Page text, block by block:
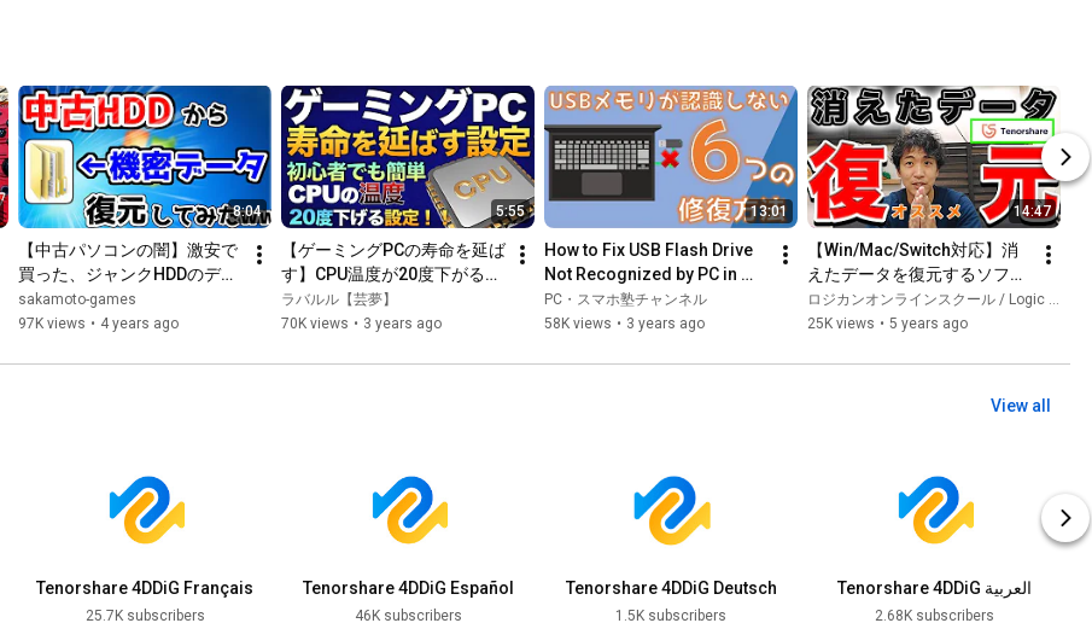
8:04
【中古パソコンの闇】激安で
買った、ジャンクHDDのデー
タを復元してみたら、ガチで
ヤバいものが出てきた
sakamoto-games
97K views • 4 years ago
5:55
【ゲーミングPCの寿命を延ば
す】CPU温度が20度下がる設
定【Vtuberラバルルによるゲ
ーム実況講座】
ラバルル【芸夢】
70K views • 3 years ago
13:01
How to Fix USB Flash Drive
Not Recognized by PC in
Windows 10/11 with 4DDiG
Windows Data Recovery
PC・スマホ塾チャンネル
58K views • 3 years ago
14:47
【Win/Mac/Switch対応】消
えたデータを復元するソフト
を紹介します！
ロジカンオンラインスクール / Logic can do Online School
25K views • 5 years ago
View all
Tenorshare 4DDiG Français
25.7K subscribers
Tenorshare 4DDiG Español
46K subscribers
Tenorshare 4DDiG Deutsch
1.5K subscribers
Tenorshare 4DDiG العربية
2.68K subscribers